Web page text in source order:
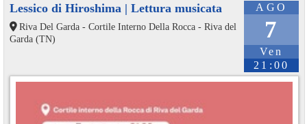
AGO
7
Ven
21:00
Lessico di Hiroshima | Lettura musicata
Riva Del Garda - Cortile Interno Della Rocca - Riva del
Garda (TN)